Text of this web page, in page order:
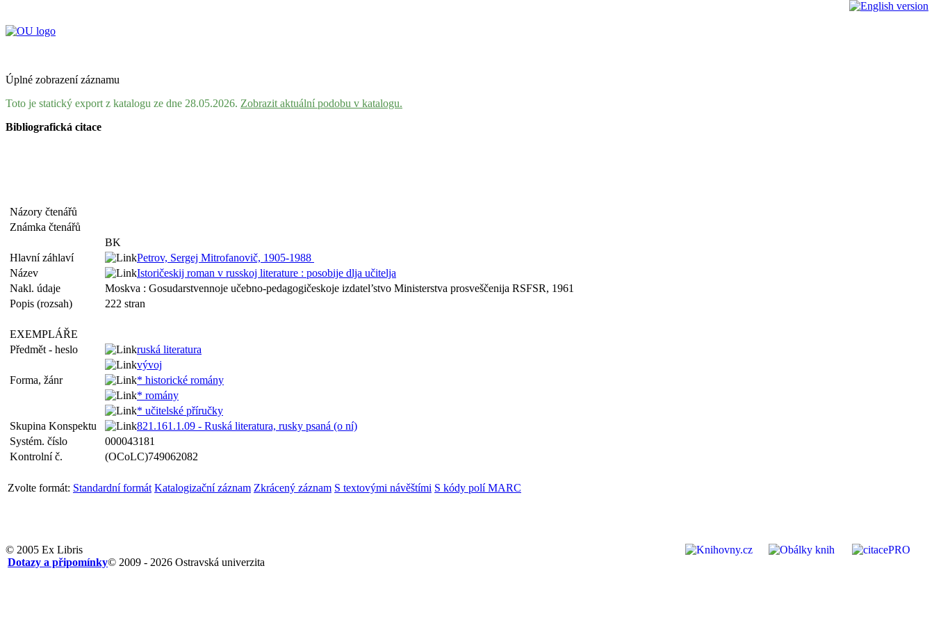
Úplné zobrazení záznamu
Toto je statický export z katalogu ze dne 28.05.2026. Zobrazit aktuální podobu v katalogu.
Bibliografická citace
Názory čtenářů
Známka čtenářů
BK
Hlavní záhlaví
Petrov, Sergej Mitrofanovič, 1905-1988
Název
Istoričeskij roman v russkoj literature : posobije dlja učitelja
Nakl. údaje
Moskva : Gosudarstvennoje učebno-pedagogičeskoje izdatel’stvo Ministerstva prosveščenija RSFSR, 1961
Popis (rozsah)
222 stran
EXEMPLÁŘE
Předmět - heslo
ruská literatura
vývoj
Forma, žánr
* historické romány
* romány
* učitelské příručky
Skupina Konspektu
821.161.1.09 - Ruská literatura, rusky psaná (o ní)
Systém. číslo
000043181
Kontrolní č.
(OCoLC)749062082
Zvolte formát: Standardní formát Katalogizační záznam Zkrácený záznam S textovými návěštími S kódy polí MARC
© 2005 Ex Libris
© 2009 - 2026 Ostravská univerzita
Dotazy a připomínky